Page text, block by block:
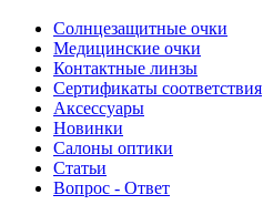
Солнцезащитные очки
Медицинские очки
Контактные линзы
Сертификаты соответствия
Аксессуары
Новинки
Салоны оптики
Статьи
Вопрос - Ответ